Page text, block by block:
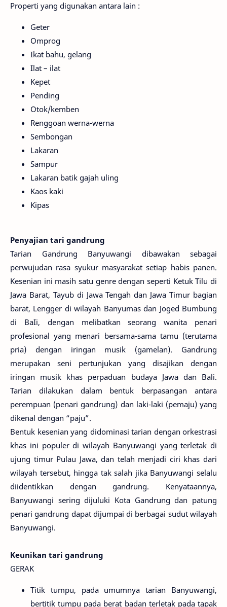
Properti yang digunakan antara lain :
Geter
Omprog
Ikat bahu, gelang
Ilat – ilat
Kepet
Pending
Otok/kemben
Renggoan werna-werna
Sembongan
Lakaran
Sampur
Lakaran batik gajah uling
Kaos kaki
Kipas
Penyajian tari gandrung
Tarian Gandrung Banyuwangi dibawakan sebagai
perwujudan rasa syukur masyarakat setiap habis panen.
Kesenian ini masih satu genre dengan seperti Ketuk Tilu di
Jawa Barat, Tayub di Jawa Tengah dan Jawa Timur bagian
barat, Lengger di wilayah Banyumas dan Joged Bumbung
di BaIi, dengan melibatkan seorang wanita penari
profesional yang menari bersama-sama tamu (terutama
pria) dengan iringan musik (gamelan). Gandrung
merupakan seni pertunjukan yang disajikan dengan
iringan musik khas perpaduan budaya Jawa dan Bali.
Tarian dilakukan dalam bentuk berpasangan antara
perempuan (penari gandrung) dan laki-laki (pemaju) yang
dikenal dengan “paju”.
Bentuk kesenian yang didominasi tarian dengan orkestrasi
khas ini populer di wilayah Banyuwangi yang terletak di
ujung timur Pulau Jawa, dan telah menjadi ciri khas dari
wilayah tersebut, hingga tak salah jika Banyuwangi selalu
diidentikkan dengan gandrung. Kenyataannya,
Banyuwangi sering dijuluki Kota Gandrung dan patung
penari gandrung dapat dijumpai di berbagai sudut wilayah
Banyuwangi.
Keunikan tari gandrung
GERAK
Titik tumpu, pada umumnya tarian Banyuwangi,
bertitik tumpu pada berat badan terletak pada tapak